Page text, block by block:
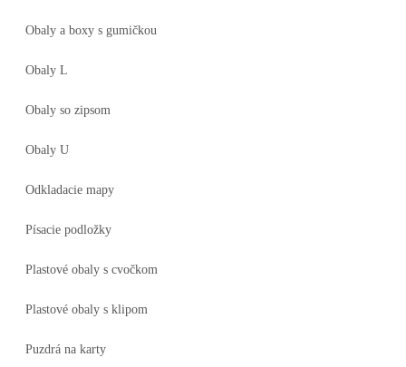
Obaly a boxy s gumičkou
Obaly L
Obaly so zipsom
Obaly U
Odkladacie mapy
Písacie podložky
Plastové obaly s cvočkom
Plastové obaly s klipom
Puzdrá na karty